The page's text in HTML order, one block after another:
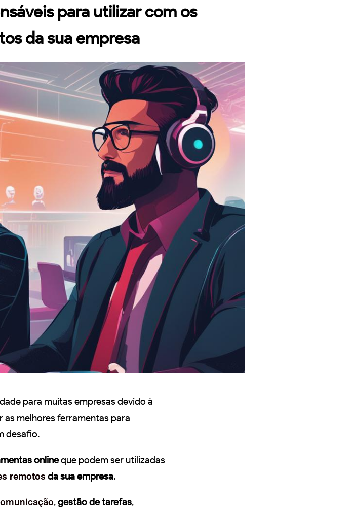
para utilizar com os
da sua empresa
para muitas empresas devido à
as melhores ferramentas para
desafio.
onlineque podem ser utilizadas
remotos da sua empresa.
,gestão de tarefas,